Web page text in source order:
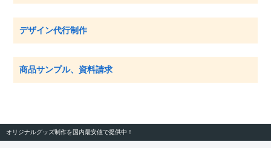
デザイン代行制作
商品サンプル、資料請求
オリジナルグッズ制作を国内最安値で提供中！